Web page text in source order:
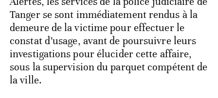
Tanger se sont immédiatement rendus à la
demeure de la victime pour effectuer le
constat d’usage, avant de poursuivre leurs
investigations pour élucider cette affaire,
sous la supervision du parquet compétent de
la ville.